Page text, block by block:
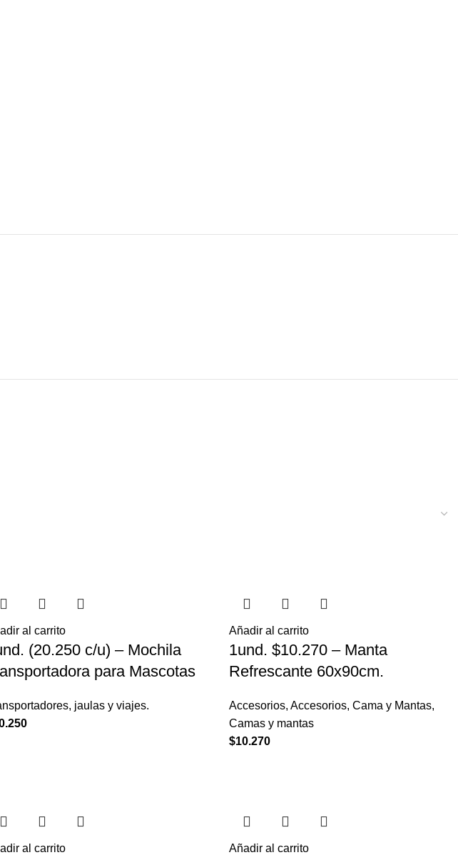
al carrito
(20.250 c/u) – Mochila
para Mascotas
jaulas y viajes.
Añadir al carrito
1und. $10.270 – Manta
Refrescante 60x90cm.
Accesorios, Accesorios, Cama y Mantas,
Camas y mantas
$10.270
al carrito Añadir al carrito